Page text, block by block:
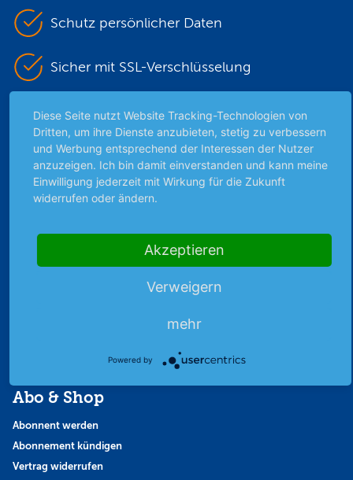
Schutz persönlicher Daten
Sicher mit SSL-Verschlüsselung
Highlights
Börsenbericht
Börsengerüchte
Börsennews
Abo & Shop
Abonnent werden
Abonnement kündigen
Vertrag widerrufen
Diese Seite nutzt Website Tracking-Technologien von
Dritten, um ihre Dienste anzubieten, stetig zu verbessern
und Werbung entsprechend der Interessen der Nutzer
anzuzeigen. Ich bin damit einverstanden und kann meine
Einwilligung jederzeit mit Wirkung für die Zukunft
widerrufen oder ändern.
Akzeptieren
Verweigern
mehr
Powered by